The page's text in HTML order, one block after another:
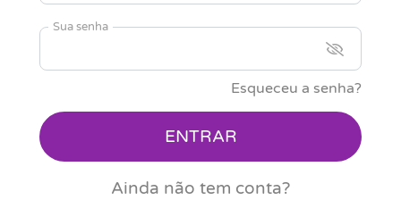
Sua senha
Esqueceu a senha?
ENTRAR
Ainda não tem conta?